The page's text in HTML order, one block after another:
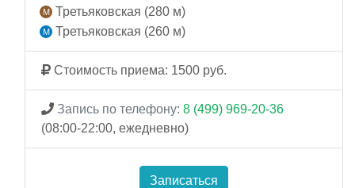
Третьяковская (280 м)
Третьяковская (260 м)
Стоимость приема: 1500 руб.
Запись по телефону: 8 (499) 969-20-36
(08:00-22:00, ежедневно)
Записаться